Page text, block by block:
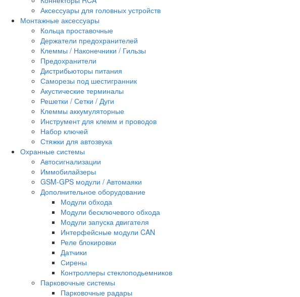
Аксессуары для головных устройств
Монтажные аксессуары
Кольца проставочные
Держатели предохранителей
Клеммы / Наконечники / Гильзы
Предохранители
Дистрибьюторы питания
Саморезы под шестигранник
Акустические терминалы
Решетки / Сетки / Дуги
Клеммы аккумуляторные
Инструмент для клемм и проводов
Набор ключей
Стяжки для автозвука
Охранные системы
Автосигнализации
Иммобилайзеры
GSM-GPS модули / Автомаяки
Дополнительное оборудование
Модули обхода
Модули бесключевого обхода
Модули запуска двигателя
Интерфейсные модули CAN
Реле блокировки
Датчики
Сирены
Контроллеры стеклоподьемников
Парковочные системы
Парковочные радары